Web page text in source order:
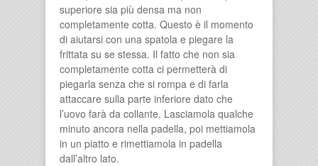
superiore sia più densa ma non
completamente cotta. Questo è il momento
di aiutarsi con una spatola e piegare la
frittata su se stessa. Il fatto che non sia
completamente cotta ci permetterà di
piegarla senza che si rompa e di farla
attaccare sulla parte inferiore dato che
l’uovo farà da collante. Lasciamola qualche
minuto ancora nella padella, poi mettiamola
in un piatto e rimettiamola in padella
dall’altro lato.